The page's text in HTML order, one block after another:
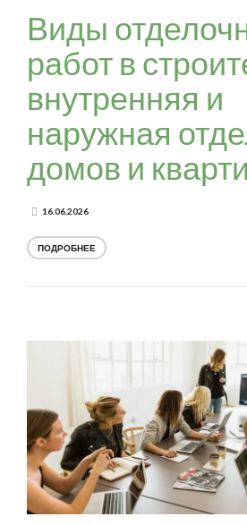
Виды
работ в
внутренняя и
наружная
домов и
16.06.2026
ПОДРОБНЕЕ